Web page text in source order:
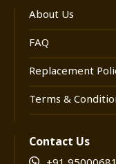
வாழ்க்கையில்
பலன்களைச்
பொருத்தமாகவும்
கணிக்கலாம்
About Us
FAQ
Replacement
Terms &
Contact Us